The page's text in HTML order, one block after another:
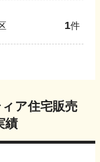
1件
ア住宅販売
績